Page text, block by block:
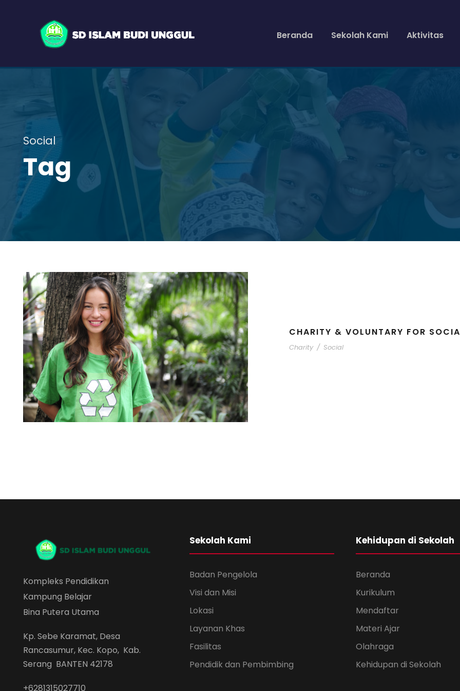
Beranda Sekolah Kami Aktivitas
Social
Tag
CHARITY & VOLUNTARY FOR
Charity / Social
Kompleks Pendidikan
Kampung Belajar
Bina Putera Utama
Kp. Sebe Karamat, Desa
Rancasumur, Kec. Kopo, Kab.
Serang BANTEN 42178
+6281315027710
Sekolah Kami
Badan Pengelola
Visi dan Misi
Lokasi
Layanan Khas
Fasilitas
Pendidik dan Pembimbing
Kehidupan di Sekolah
Beranda
Kurikulum
Mendaftar
Materi Ajar
Olahraga
Kehidupan di Sekolah